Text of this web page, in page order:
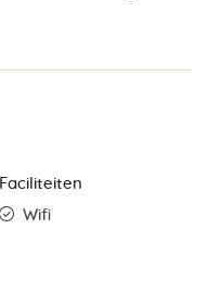
Faciliteiten
Wifi